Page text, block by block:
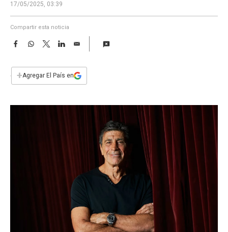
17/05/2025, 03:39
Compartir esta noticia
F
e
b
W
s
T
w
t
L
E
i
l
+Agregar El País en